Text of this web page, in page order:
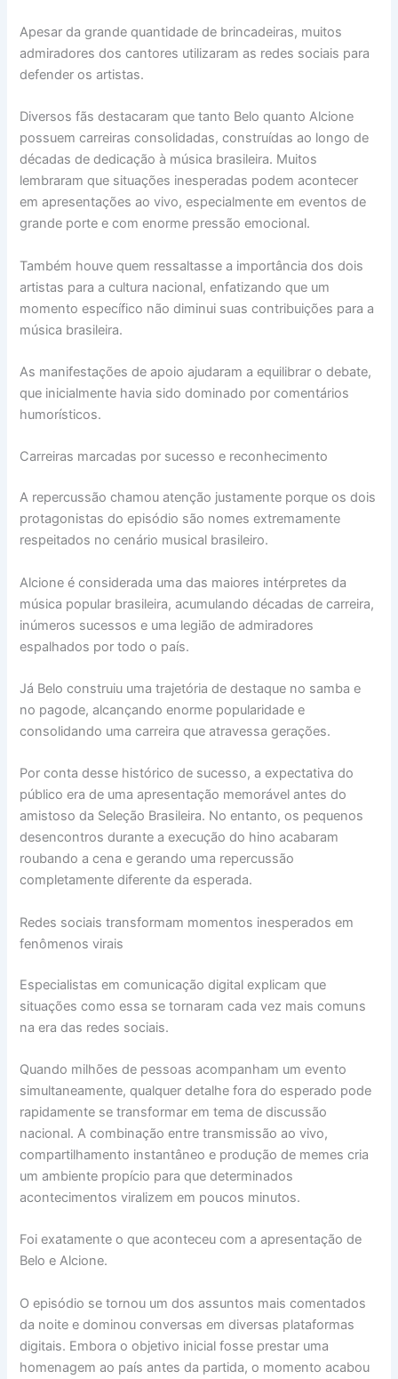
Apesar da grande quantidade de brincadeiras, muitos
admiradores dos cantores utilizaram as redes sociais para
defender os artistas.
Diversos fãs destacaram que tanto Belo quanto Alcione
possuem carreiras consolidadas, construídas ao longo de
décadas de dedicação à música brasileira. Muitos
lembraram que situações inesperadas podem acontecer
em apresentações ao vivo, especialmente em eventos de
grande porte e com enorme pressão emocional.
Também houve quem ressaltasse a importância dos dois
artistas para a cultura nacional, enfatizando que um
momento específico não diminui suas contribuições para a
música brasileira.
As manifestações de apoio ajudaram a equilibrar o debate,
que inicialmente havia sido dominado por comentários
humorísticos.
Carreiras marcadas por sucesso e reconhecimento
A repercussão chamou atenção justamente porque os dois
protagonistas do episódio são nomes extremamente
respeitados no cenário musical brasileiro.
Alcione é considerada uma das maiores intérpretes da
música popular brasileira, acumulando décadas de carreira,
inúmeros sucessos e uma legião de admiradores
espalhados por todo o país.
Já Belo construiu uma trajetória de destaque no samba e
no pagode, alcançando enorme popularidade e
consolidando uma carreira que atravessa gerações.
Por conta desse histórico de sucesso, a expectativa do
público era de uma apresentação memorável antes do
amistoso da Seleção Brasileira. No entanto, os pequenos
desencontros durante a execução do hino acabaram
roubando a cena e gerando uma repercussão
completamente diferente da esperada.
Redes sociais transformam momentos inesperados em
fenômenos virais
Especialistas em comunicação digital explicam que
situações como essa se tornaram cada vez mais comuns
na era das redes sociais.
Quando milhões de pessoas acompanham um evento
simultaneamente, qualquer detalhe fora do esperado pode
rapidamente se transformar em tema de discussão
nacional. A combinação entre transmissão ao vivo,
compartilhamento instantâneo e produção de memes cria
um ambiente propício para que determinados
acontecimentos viralizem em poucos minutos.
Foi exatamente o que aconteceu com a apresentação de
Belo e Alcione.
O episódio se tornou um dos assuntos mais comentados
da noite e dominou conversas em diversas plataformas
digitais. Embora o objetivo inicial fosse prestar uma
homenagem ao país antes da partida, o momento acabou